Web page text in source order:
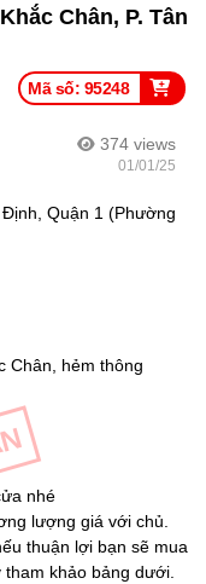
Chân, P. Tân
Mã số: 95248
374 views
01/01/25
Quận 1 (Phường
Chân, hẻm thông
nhé
lượng giá với chủ.
thuận lợi bạn sẽ mua
tham khảo bảng dưới.